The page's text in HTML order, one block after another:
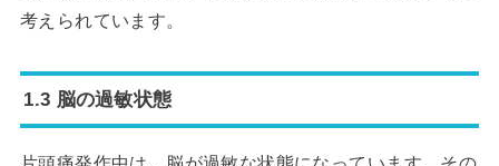
考えられています。
1.3 脳の過敏状態